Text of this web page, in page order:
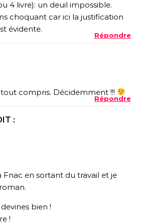
4 livre): un deuil impossible.
choquant car ici la justification
évidente.
Répondre
compris. Décidemment !!!
Répondre
:
Fnac en sortant du travail et je
bien !
!